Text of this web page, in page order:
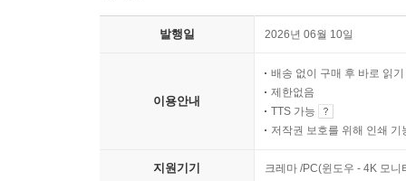
발행일 2026년 06월 10일
이용안내
배송 없이 구매 후 바로 읽기
제한없음
TTS 가능
저작권 보호를 위해 인쇄 기
지원기기 크레마 /PC(윈도우 - 4K 모